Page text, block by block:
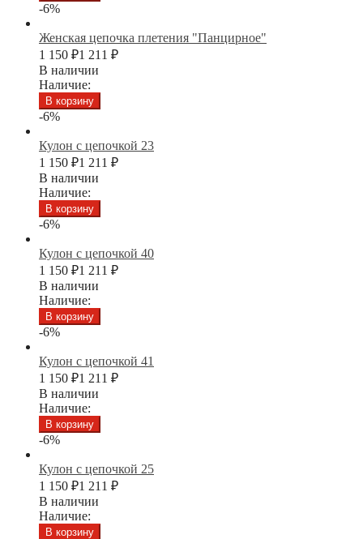
-6%
Женская цепочка плетения "Панцирное"
1 150 ₽1 211 ₽
В наличии
Наличие:
В корзину
-6%
Кулон с цепочкой 23
1 150 ₽1 211 ₽
В наличии
Наличие:
В корзину
-6%
Кулон с цепочкой 40
1 150 ₽1 211 ₽
В наличии
Наличие:
В корзину
-6%
Кулон с цепочкой 41
1 150 ₽1 211 ₽
В наличии
Наличие:
В корзину
-6%
Кулон с цепочкой 25
1 150 ₽1 211 ₽
В наличии
Наличие:
В корзину